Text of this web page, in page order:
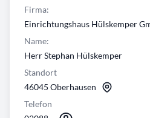
Firma:
Einrichtungshaus Hülskemper
Name:
Herr Stephan Hülskemper
Standort
46045 Oberhausen
Telefon